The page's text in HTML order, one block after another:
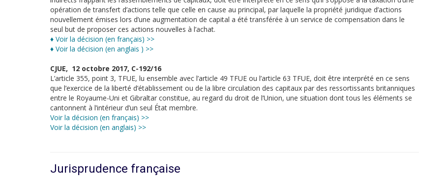
opération de transfert d’actions telle que celle en cause au principal, par laquelle la propriété juridique d’actions
nouvellement émises lors d’une augmentation de capital a été transférée à un service de compensation dans le
seul but de proposer ces actions nouvelles à l’achat.
♦ Voir la décision (en français) >>
♦ Voir la décision (en anglais ) >>
CJUE, 12 octobre 2017, C-192/16
L’article 355, point 3, TFUE, lu ensemble avec l’article 49 TFUE ou l’article 63 TFUE, doit être interprété en ce sens
que l’exercice de la liberté d’établissement ou de la libre circulation des capitaux par des ressortissants britanniques
entre le Royaume-Uni et Gibraltar constitue, au regard du droit de l’Union, une situation dont tous les éléments se
cantonnent à l’intérieur d’un seul État membre.
Voir la décision (en français) >>
Voir la décision (en anglais) >>
Jurisprudence française